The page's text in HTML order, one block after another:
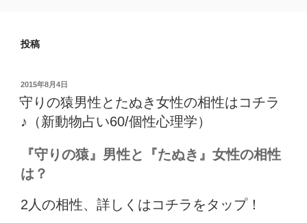
投稿
投
稿
日:
2015年8月4日
守りの猿男性とたぬき女性の相性はコチラ
♪（新動物占い60/個性心理学）
『守りの猿』男性と『たぬき』女性の相性
は？
2人の相性、詳しくはコチラをタップ！